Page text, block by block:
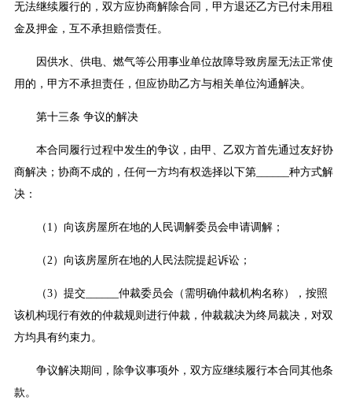
无法继续履行的，双方应协商解除合同，甲方退还乙方已付未用租
金及押金，互不承担赔偿责任。
因供水、供电、燃气等公用事业单位故障导致房屋无法正常使
用的，甲方不承担责任，但应协助乙方与相关单位沟通解决。
第十三条 争议的解决
本合同履行过程中发生的争议，由甲、乙双方首先通过友好协
商解决；协商不成的，任何一方均有权选择以下第______种方式解
决：
（1）向该房屋所在地的人民调解委员会申请调解；
（2）向该房屋所在地的人民法院提起诉讼；
（3）提交______仲裁委员会（需明确仲裁机构名称），按照
该机构现行有效的仲裁规则进行仲裁，仲裁裁决为终局裁决，对双
方均具有约束力。
争议解决期间，除争议事项外，双方应继续履行本合同其他条
款。